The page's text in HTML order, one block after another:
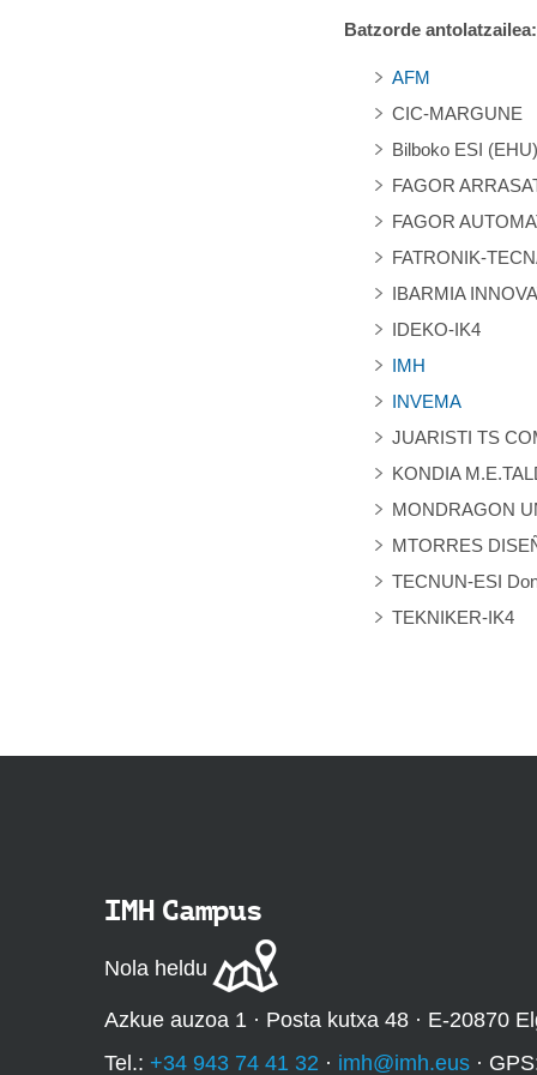
Batzorde antolatzailea:
AFM
CIC-MARGUNE
Bilboko ESI (EHU)
FAGOR
FAGOR
FATRONIK-
IBARMIA
IDEKO-IK4
IMH
INVEMA
JUARISTI TS
KONDIA
MONDRAGON
MTORRES
TECNUN-ESI
TEKNIKER-IK4
IMH Campus
Nola heldu
Azkue auzoa 1 · Posta kutxa 48 · E-20870
Tel.: +34 943 74 41 32 · imh@imh.eus ·